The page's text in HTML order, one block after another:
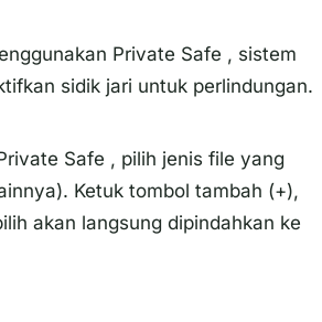
Private Safe , sistem
sidik jari untuk perlindungan.
Safe , pilih jenis file yang
Ketuk tombol tambah (+),
akan langsung dipindahkan ke